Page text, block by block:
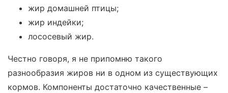
жир домашней птицы;
жир индейки;
лососевый жир.
Честно говоря, я не припомню такого
разнообразия жиров ни в одном из существующих
кормов. Компоненты достаточно качественные –